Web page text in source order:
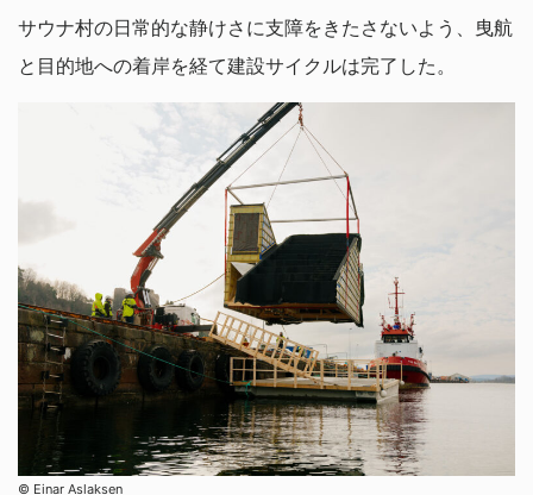
サウナ村の日常的な静けさに支障をきたさないよう、曳航
と目的地への着岸を経て建設サイクルは完了した。
© Einar Aslaksen